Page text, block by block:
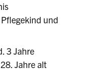
und
3 Jahre
Jahre alt